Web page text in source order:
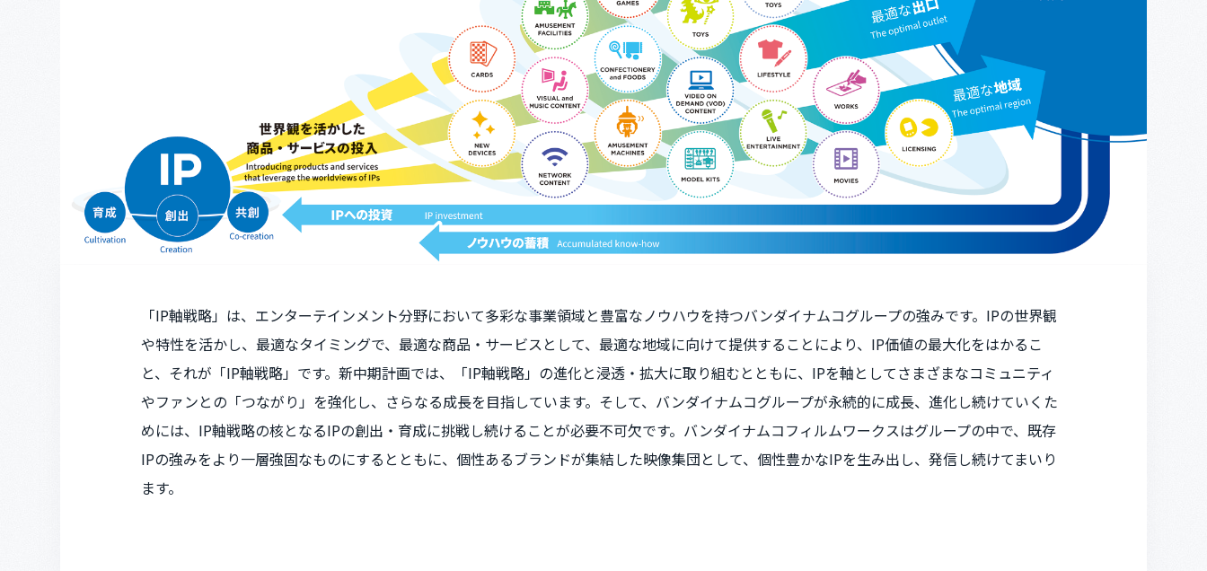
「IP軸戦略」は、エンターテインメント分野において多彩な事業領域と豊富なノウハウを持つバンダイナムコグループの強みです。IPの世界観
や特性を活かし、最適なタイミングで、最適な商品・サービスとして、最適な地域に向けて提供することにより、IP価値の最大化をはかるこ
と、それが「IP軸戦略」です。新中期計画では、「IP軸戦略」の進化と浸透・拡大に取り組むとともに、IPを軸としてさまざまなコミュニティ
やファンとの「つながり」を強化し、さらなる成長を目指しています。そして、バンダイナムコグループが永続的に成長、進化し続けていくた
めには、IP軸戦略の核となるIPの創出・育成に挑戦し続けることが必要不可欠です。バンダイナムコフィルムワークスはグループの中で、既存
IPの強みをより一層強固なものにするとともに、個性あるブランドが集結した映像集団として、個性豊かなIPを生み出し、発信し続けてまいり
ます。